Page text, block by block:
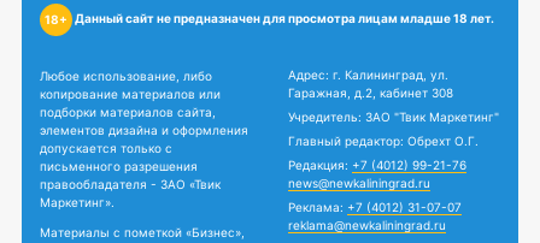
18+ Данный сайт не предназначен для просмотра лицам младше 18 лет.
Любое использование, либо
копирование материалов или
подборки материалов сайта,
элементов дизайна и оформления
допускается только с
письменного разрешения
правообладателя - ЗАО «Твик
Маркетинг».
Материалы с пометкой «Бизнес»,
Адрес: г. Калининград, ул.
Гаражная, д.2, кабинет 308
Учредитель: ЗАО "Твик Маркетинг"
Главный редактор: Обрехт О.Г.
Редакция: +7 (4012) 99-21-76
news@newkaliningrad.ru
Реклама: +7 (4012) 31-07-07
reklama@newkaliningrad.ru